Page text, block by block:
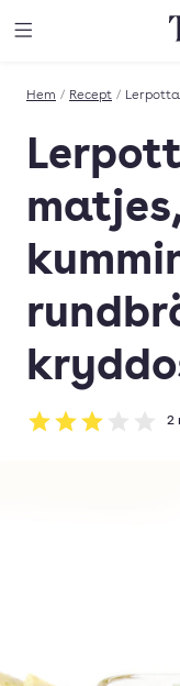
Hem / Recept /
Betyg: 3 av 5
2